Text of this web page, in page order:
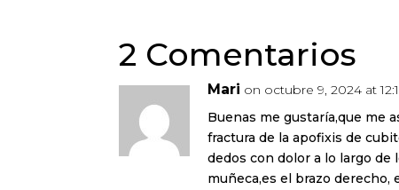
2 Comentarios
Mari on octubre 9, 2024 at
Buenas me gustaría,que me
fractura de la apofixis de
dedos con dolor a lo largo
muñeca,es el brazo